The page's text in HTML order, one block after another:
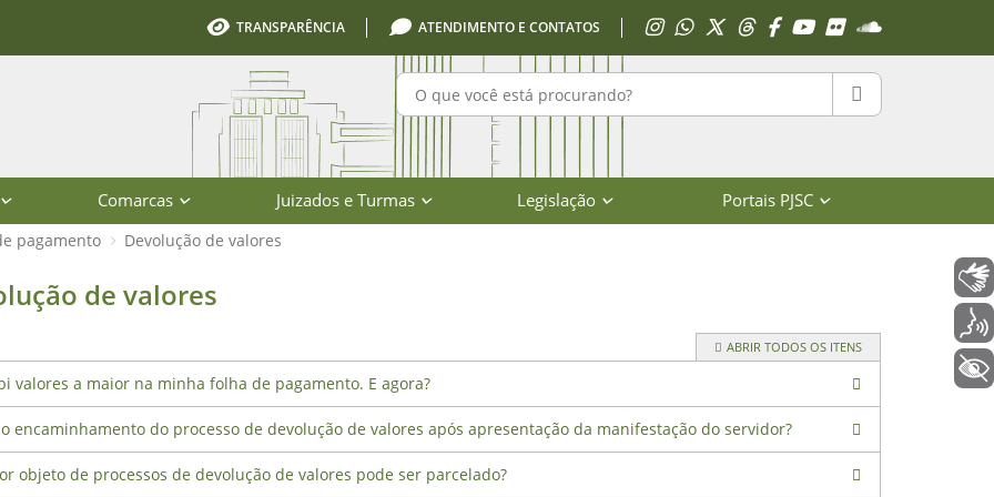
TRANSPARÊNCIA ATENDIMENTO E CONTATOS Acessar Instagram
Acessar WhatsApp
Acessar XAcessar Threads
Acessar Facebook
Acessar YouTube
Acessar Flickr
Acessar
Pesquisar no portal PESQUISAR
Comarcas Juizados e Turmas Legislação Portais PJSC
pagamento Devolução de valores
Judiciário de Santa Catarina
de valores
ABRIR TODOS OS ITENS
valores a maior na minha folha de pagamento. E agora?
encaminhamento do processo de devolução de valores após apresentação da manifestação do servidor?
objeto de processos de devolução de valores pode ser parcelado?
+ Acessibilidade